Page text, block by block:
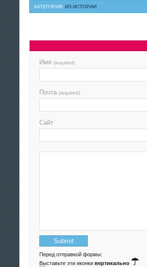
КАТЕГОРИЯ: ИЗ ИСТОРИИ
Имя (required)
Почта (required)
Сайт
Перед отправкой формы:
Выставьте эти иконки вертикально